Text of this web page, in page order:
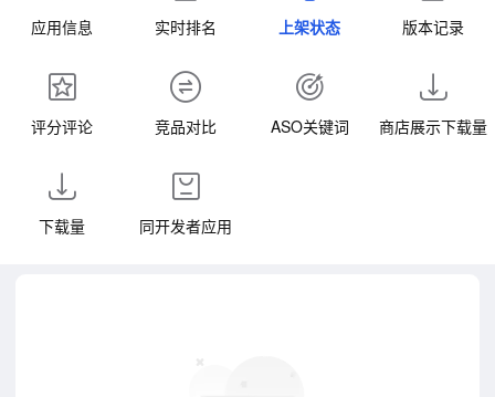
应用信息 实时排名 上架状态 版本记录
评分评论 竞品对比 ASO关键词 商店展示下载量
下载量 同开发者应用